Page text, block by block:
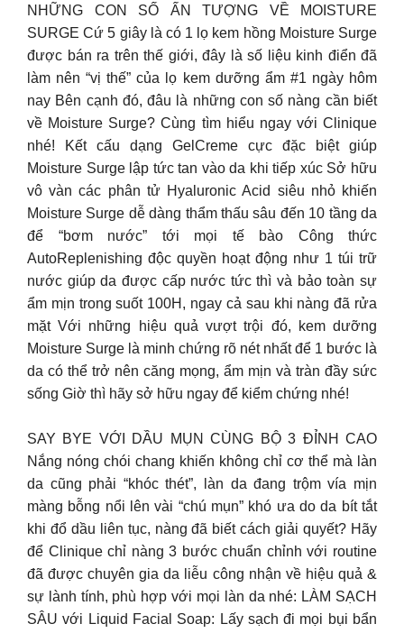
NHỮNG CON SỐ ẤN TƯỢNG VỀ MOISTURE
SURGE Cứ 5 giây là có 1 lọ kem hồng Moisture Surge
được bán ra trên thế giới, đây là số liệu kinh điển đã
làm nên “vị thế” của lọ kem dưỡng ẩm #1 ngày hôm
nay Bên cạnh đó, đâu là những con số nàng cần biết
về Moisture Surge? Cùng tìm hiểu ngay với Clinique
nhé! Kết cấu dạng GelCreme cực đặc biệt giúp
Moisture Surge lập tức tan vào da khi tiếp xúc Sở hữu
vô vàn các phân tử Hyaluronic Acid siêu nhỏ khiến
Moisture Surge dễ dàng thẩm thấu sâu đến 10 tầng da
để “bơm nước” tới mọi tế bào Công thức
AutoReplenishing độc quyền hoạt động như 1 túi trữ
nước giúp da được cấp nước tức thì và bảo toàn sự
ẩm mịn trong suốt 100H, ngay cả sau khi nàng đã rửa
mặt Với những hiệu quả vượt trội đó, kem dưỡng
Moisture Surge là minh chứng rõ nét nhất để 1 bước là
da có thể trở nên căng mọng, ẩm mịn và tràn đầy sức
sống Giờ thì hãy sở hữu ngay để kiểm chứng nhé!
SAY BYE VỚI DẦU MỤN CÙNG BỘ 3 ĐỈNH CAO
Nắng nóng chói chang khiến không chỉ cơ thể mà làn
da cũng phải “khóc thét”, làn da đang trộm vía mịn
màng bỗng nổi lên vài “chú mụn” khó ưa do da bít tắt
khi đổ dầu liên tục, nàng đã biết cách giải quyết? Hãy
để Clinique chỉ nàng 3 bước chuẩn chỉnh với routine
đã được chuyên gia da liễu công nhận về hiệu quả &
sự lành tính, phù hợp với mọi làn da nhé: LÀM SẠCH
SÂU với Liquid Facial Soap: Lấy sạch đi mọi bụi bẩn